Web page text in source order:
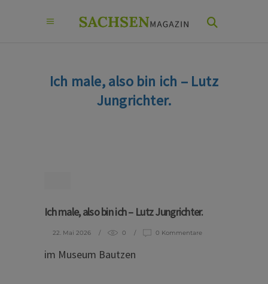
Ich male, also bin ich – Lutz
Jungrichter.
Ich male, also bin ich – Lutz Jungrichter.
22. Mai 2026 0 0 Kommentare
im Museum Bautzen